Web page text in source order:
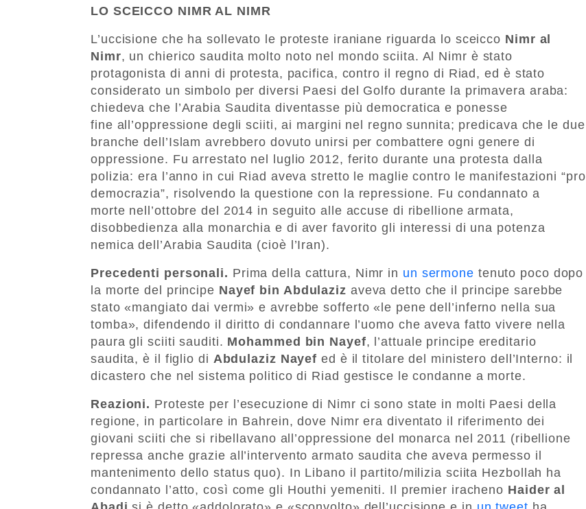
LO SCEICCO NIMR AL NIMR
L’uccisione che ha sollevato le proteste iraniane riguarda lo sceicco Nimr al
Nimr, un chierico saudita molto noto nel mondo sciita. Al Nimr è stato
protagonista di anni di protesta, pacifica, contro il regno di Riad, ed è stato
considerato un simbolo per diversi Paesi del Golfo durante la primavera araba:
chiedeva che l’Arabia Saudita diventasse più democratica e ponesse
fine all’oppressione degli sciiti, ai margini nel regno sunnita; predicava che le due
branche dell’Islam avrebbero dovuto unirsi per combattere ogni genere di
oppressione. Fu arrestato nel luglio 2012, ferito durante una protesta dalla
polizia: era l’anno in cui Riad aveva stretto le maglie contro le manifestazioni “pro
democrazia”, risolvendo la questione con la repressione. Fu condannato a
morte nell’ottobre del 2014 in seguito alle accuse di ribellione armata,
disobbedienza alla monarchia e di aver favorito gli interessi di una potenza
nemica dell’Arabia Saudita (cioè l’Iran).
Precedenti personali. Prima della cattura, Nimr in un sermone tenuto poco dopo
la morte del principe Nayef bin Abdulaziz aveva detto che il principe sarebbe
stato «mangiato dai vermi» e avrebbe sofferto «le pene dell’inferno nella sua
tomba», difendendo il diritto di condannare l’uomo che aveva fatto vivere nella
paura gli sciiti sauditi. Mohammed bin Nayef, l’attuale principe ereditario
saudita, è il figlio di Abdulaziz Nayef ed è il titolare del ministero dell’Interno: il
dicastero che nel sistema politico di Riad gestisce le condanne a morte.
Reazioni. Proteste per l’esecuzione di Nimr ci sono state in molti Paesi della
regione, in particolare in Bahrein, dove Nimr era diventato il riferimento dei
giovani sciiti che si ribellavano all’oppressione del monarca nel 2011 (ribellione
repressa anche grazie all’intervento armato saudita che aveva permesso il
mantenimento dello status quo). In Libano il partito/milizia sciita Hezbollah ha
condannato l’atto, così come gli Houthi yemeniti. Il premier iracheno Haider al